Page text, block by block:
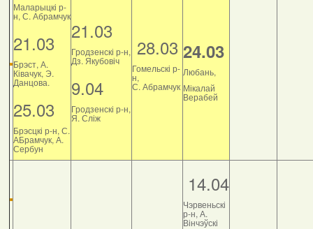
Маларыцкі р-
н, С. Абрамчук
21.03
Брэст, А.
Ківачук, Э.
Данцова.
25.03
Брэсцкі р-н, С.
АБрамчук, А.
Сербун
21.03
Гродзенскі р-н,
Дз. Якубовіч
9.04
Гродзенскі р-н,
Я. Сліж
28.03
Гомельскі р-
н,
С. Абрамчук
24.03
Любань,
Мікалай
Верабей
14.04
Чэрвеньскі
р-н, А.
Вінчэўскі